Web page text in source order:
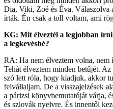
Dia, Viki, Zoé és Éva. Válaszolva
írták. Én csak a toll voltam, ami
KG: Mit élveztél a legjobban írni
a legkevésbé?
RA: Ha nem élveztem volna, nem
Tehát élveztem minden betűjét.
szó lett róla, hogy kiadjuk, akkor
felvállaljam. De a visszajelzések
a párizsi könyvbemutatóját várja,
és szlovák nyelvre. És innentől